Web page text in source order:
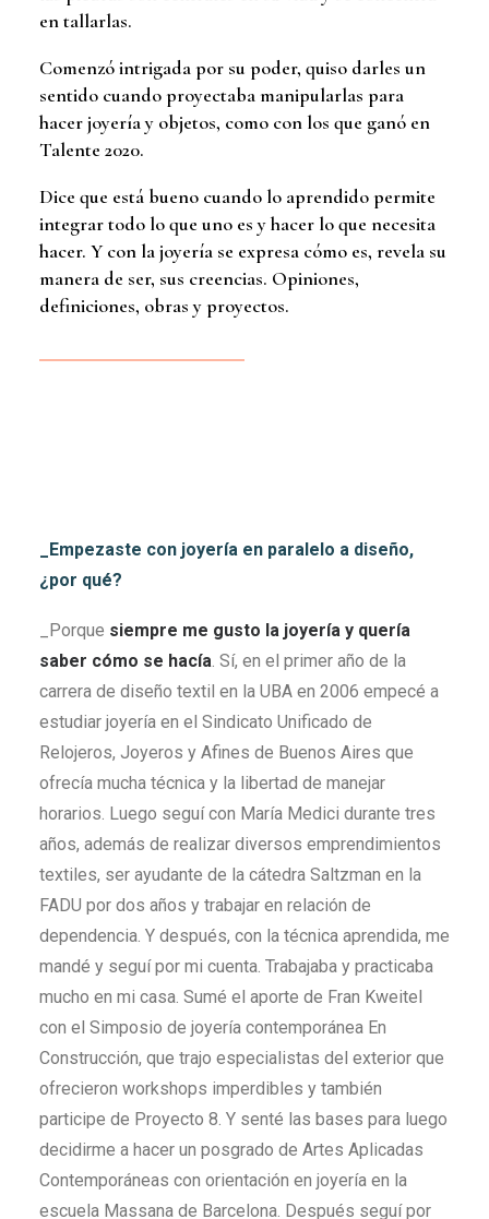
en tallarlas.
Comenzó intrigada por su poder, quiso darles un
sentido cuando proyectaba manipularlas para
hacer joyería y objetos, como con los que ganó en
Talente 2020.
Dice que está bueno cuando lo aprendido permite
integrar todo lo que uno es y hacer lo que necesita
hacer. Y con la joyería se expresa cómo es, revela su
manera de ser, sus creencias. Opiniones,
definiciones, obras y proyectos.
_Empezaste con joyería en paralelo a diseño,
¿por qué?
_Porque siempre me gusto la joyería y quería
saber cómo se hacía. Sí, en el primer año de la
carrera de diseño textil en la UBA en 2006 empecé a
estudiar joyería en el Sindicato Unificado de
Relojeros, Joyeros y Afines de Buenos Aires que
ofrecía mucha técnica y la libertad de manejar
horarios. Luego seguí con María Medici durante tres
años, además de realizar diversos emprendimientos
textiles, ser ayudante de la cátedra Saltzman en la
FADU por dos años y trabajar en relación de
dependencia. Y después, con la técnica aprendida, me
mandé y seguí por mi cuenta. Trabajaba y practicaba
mucho en mi casa. Sumé el aporte de Fran Kweitel
con el Simposio de joyería contemporánea En
Construcción, que trajo especialistas del exterior que
ofrecieron workshops imperdibles y también
participe de Proyecto 8. Y senté las bases para luego
decidirme a hacer un posgrado de Artes Aplicadas
Contemporáneas con orientación en joyería en la
escuela Massana de Barcelona. Después seguí por